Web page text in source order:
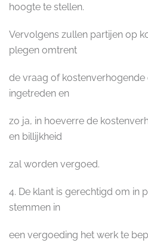
hoogte te stellen.
Vervolgens zullen partijen op
plegen omtrent
de vraag of
ingetreden en
zo ja, in hoeverre de
en billijkheid
zal worden vergoed.
4. De klant is gerechtigd om in
stemmen in
een vergoeding het werk te